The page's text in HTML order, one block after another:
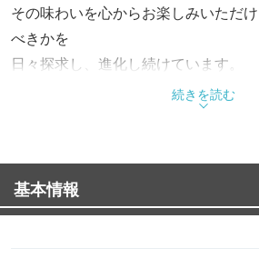
その味わいを心からお楽しみいただ
べきかを
日々探求し、進化し続けています。
そしてこれからも、「食」のJapan
お客様お一人お一人に評価いただけ
続きを読む
基本情報